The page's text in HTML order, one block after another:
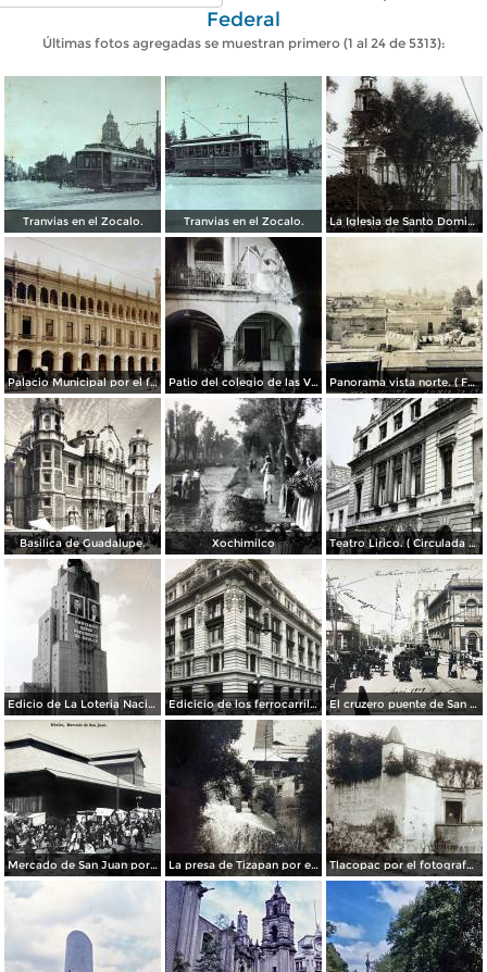
Federal
Últimas fotos agregadas se muestran primero (1 al 24 de 5313):
Tranvias en el Zocalo. Tranvias en el Zocalo. La Iglesia de Santo Domingo.
Palacio Municipal por el fotografo Hugo Brehme.. Patio del colegio de las Vizcainas por el fotografo Hugo Brehme. Panorama vista norte. ( Fechada el 20 de Junio de 1905 ).
Basilica de Guadalupe. Xochimilco Teatro Lirico. ( Circulada el 1 de Agosto de 1926 ).
Edicio de La Loteria Nacional Ciudad de México Abril de 1964 Edicicio de los ferrocarriles. El cruzero puente de San Francisco y Guardiola por el fotografo Felix Miret.
Mercado de San Juan por el fotografo Felix Miret La presa de Tizapan por el fotografo Fernando Kososky. ( Circulada el 22 de Diembre de 1910 ). Tlacopac por el fotografo Hugo Brehme.